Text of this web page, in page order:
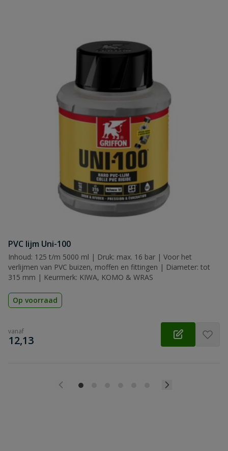
PVC lijm Uni-100
Inhoud: 125 t/m 5000 ml | Druk: max. 16 bar | Voor het
verlijmen van PVC buizen, moffen en fittingen | Diameter: tot
315 mm | Keurmerk: KIWA, KOMO & WRAS
Op voorraad
vanaf
€
12,13